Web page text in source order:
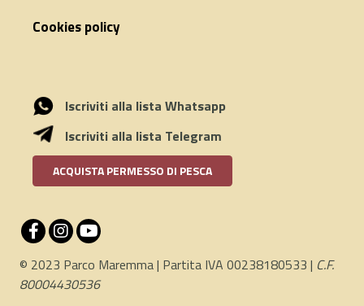
Cookies policy
Iscriviti alla lista Whatsapp
Iscriviti alla lista Telegram
ACQUISTA PERMESSO DI PESCA
© 2023 Parco Maremma | Partita IVA 00238180533 | C.F.
80004430536